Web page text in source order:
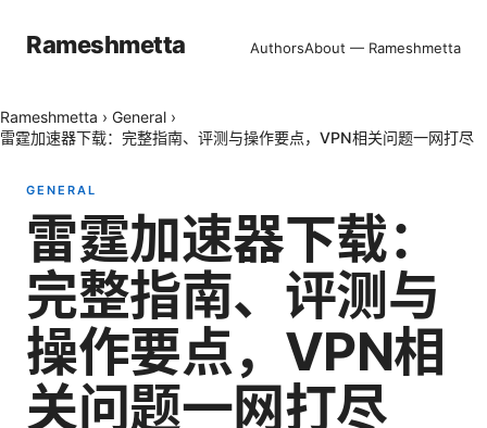
Rameshmetta AuthorsAbout — Rameshmetta
Rameshmetta › General ›
雷霆加速器下载：完整指南、评测与操作要点，VPN相关问题一网打尽
GENERAL
雷霆加速器下载：
完整指南、评测与
操作要点，VPN相
关问题一网打尽